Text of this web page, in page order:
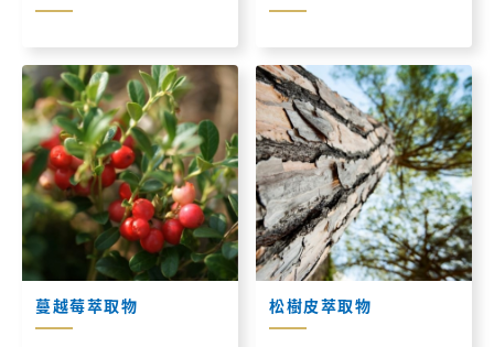
蔓越莓萃取物 松樹皮萃取物